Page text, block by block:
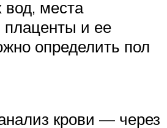
вод, места
плаценты и ее
определить пол
крови — через